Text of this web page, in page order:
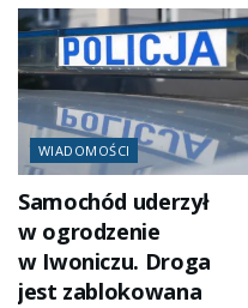
WIADOMOŚCI
Samochód uderzył
w ogrodzenie
w Iwoniczu. Droga
jest zablokowana